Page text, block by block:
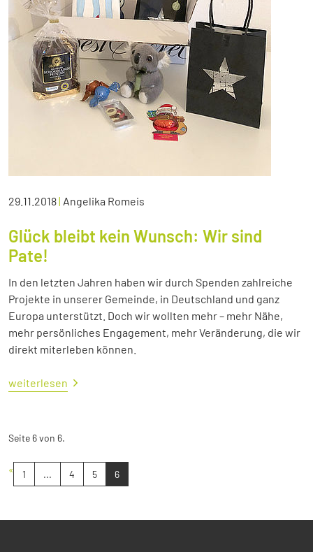
29.11.2018| Angelika Romeis
Glück bleibt kein Wunsch: Wir sind
Pate!
In den letzten Jahren haben wir durch Spenden zahlreiche
Projekte in unserer Gemeinde, in Deutschland und ganz
Europa unterstützt. Doch wir wollten mehr – mehr Nähe,
mehr persönliches Engagement, mehr Veränderung, die wir
direkt miterleben können.
weiterlesen
Seite 6 von 6.
« 1 ... 4 5 6